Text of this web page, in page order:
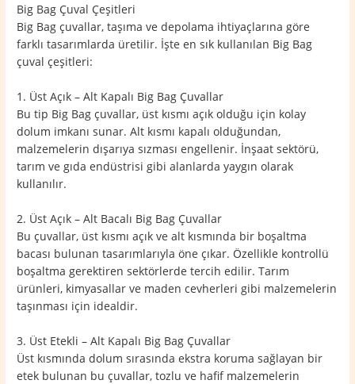
Big Bag Çuval Çeşitleri
Big Bag çuvallar, taşıma ve depolama ihtiyaçlarına göre
farklı tasarımlarda üretilir. İşte en sık kullanılan Big Bag
çuval çeşitleri:
1. Üst Açık – Alt Kapalı Big Bag Çuvallar
Bu tip Big Bag çuvallar, üst kısmı açık olduğu için kolay
dolum imkanı sunar. Alt kısmı kapalı olduğundan,
malzemelerin dışarıya sızması engellenir. İnşaat sektörü,
tarım ve gıda endüstrisi gibi alanlarda yaygın olarak
kullanılır.
2. Üst Açık – Alt Bacalı Big Bag Çuvallar
Bu çuvallar, üst kısmı açık ve alt kısmında bir boşaltma
bacası bulunan tasarımlarıyla öne çıkar. Özellikle kontrollü
boşaltma gerektiren sektörlerde tercih edilir. Tarım
ürünleri, kimyasallar ve maden cevherleri gibi malzemelerin
taşınması için idealdir.
3. Üst Etekli – Alt Kapalı Big Bag Çuvallar
Üst kısmında dolum sırasında ekstra koruma sağlayan bir
etek bulunan bu çuvallar, tozlu ve hafif malzemelerin